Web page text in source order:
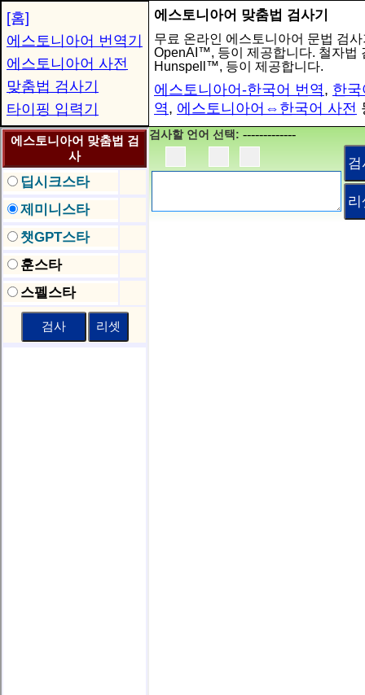
[홈]
에스토니아어 번역기
에스토니아어 사전
맞춤법 검사기
타이핑 입력기
에스토니아어 맞춤법 검사기
무료 온라인 에스토니아어 문법 검
OpenAI™, 등이 제공합니다. 철자법
Hunspell™, 등이 제공합니다.
에스토니아어-한국어 번역, 한
역, 에스토니아어⇔한국어 사전